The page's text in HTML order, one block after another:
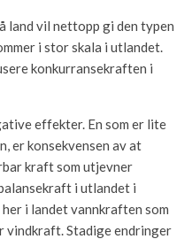
land vil nettopp gi den typen
i stor skala i utlandet.
konkurransekraften i
effekter. En som er lite
er konsekvensen av at
kraft som utjevner
i utlandet i
i landet vannkraften som
vindkraft. Stadige endringer